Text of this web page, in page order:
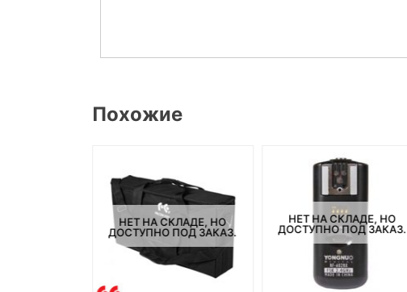
Похожие
НЕТ НА СКЛАДЕ, НО
ДОСТУПНО ПОД ЗАКАЗ.
НЕТ НА СКЛАДЕ, НО
ДОСТУПНО ПОД ЗАКАЗ.